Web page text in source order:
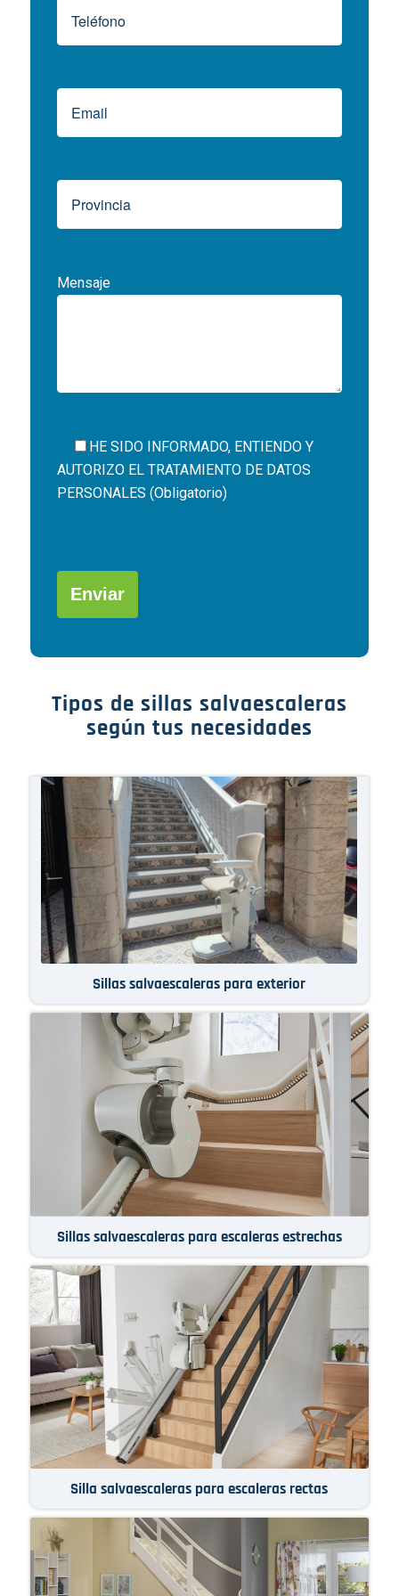
Mensaje
HE SIDO INFORMADO, ENTIENDO Y
AUTORIZO EL TRATAMIENTO DE DATOS
PERSONALES (Obligatorio)
deja
vacío.
Tipos de sillas salvaescaleras
según tus necesidades
Sillas salvaescaleras para exterior
Sillas salvaescaleras para escaleras estrechas
Silla salvaescaleras para escaleras rectas